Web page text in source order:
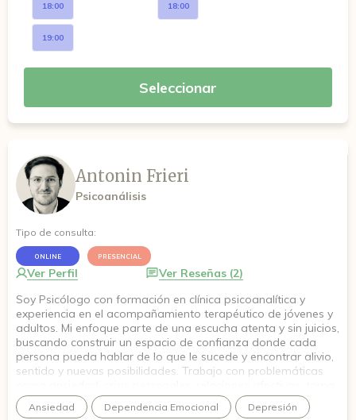
18:00
19:00
18:00
Seleccionar
Antonin Frieri
Psicoanálisis
Tipo de consulta:
ONLINE PRESENCIAL
Ver Perfil
Ver Reseñas (2)
Soy Psicólogo con formación en clínica psicoanalítica y
experiencia en el acompañamiento terapéutico de jóvenes y
adultos. Mi enfoque parte de una escucha atenta y sin juicios,
buscando construir un espacio de confianza donde cada
persona pueda hablar de lo que le sucede y encontrar alivio,
sentido y nuevas posibilidades. Trabajo con problemáticas
de decisiones y momentos de cambio. Acompaño a quienes
consultan en su proceso, respetando sus tiempos y
Ansiedad Dependencia Emocional Depresión